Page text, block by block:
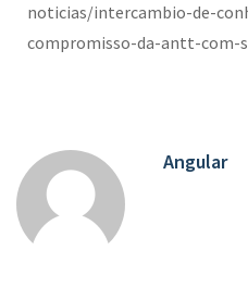
noticias/intercambio-de-
compromisso-da-antt-com-
Angular